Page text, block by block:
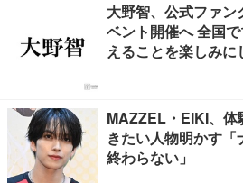
大野智、公式ファン
ベント開催へ 全国
えることを楽しみに
MAZZEL・EIKI、体
きたい人物明かす
終わらない」